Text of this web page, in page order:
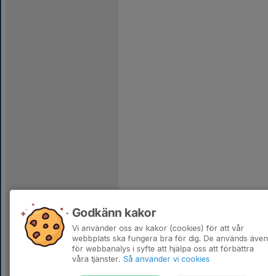
Godkänn kakor
Vi använder oss av kakor (cookies) för att vår
webbplats ska fungera bra för dig. De används även
för webbanalys i syfte att hjälpa oss att förbättra
våra tjänster. Så använder vi cookies